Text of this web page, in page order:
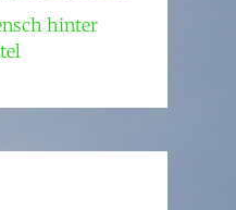
hinter